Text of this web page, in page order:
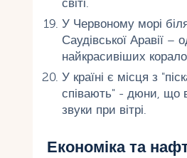
світі.
У Червоному морі
Саудівської Аравії –
найкрасивіших
У країні є місця з
співають" - дюни, що
звуки при вітрі.
Економіка та